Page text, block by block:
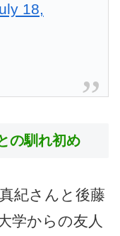
18,
の馴れ初め
紀さんと後藤
学からの友人